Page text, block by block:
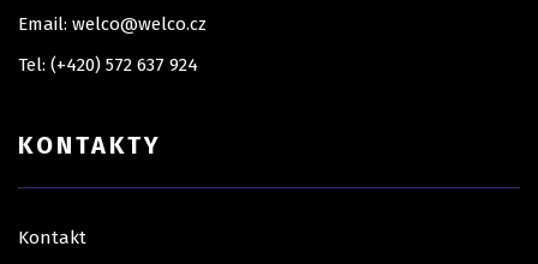
Email: welco@welco.cz
Tel: (+420) 572 637 924
KONTAKTY
Kontakt